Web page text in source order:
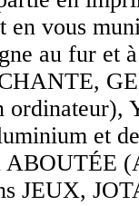
en vous
au fur et
et
ABOUTÉE
JEUX,